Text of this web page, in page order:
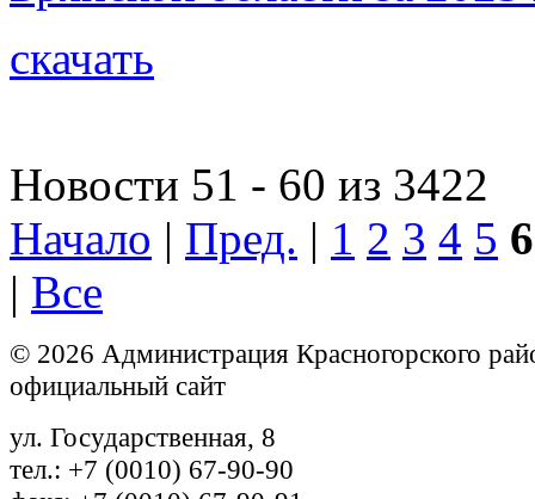
скачать
Новости 51 - 60 из 3422
Начало | Пред. | 1 2 3 4 5 6
| Все
© 2026 Администрация Красногорского
официальный сайт
ул. Государственная, 8
тел.: +7 (0010) 67-90-90